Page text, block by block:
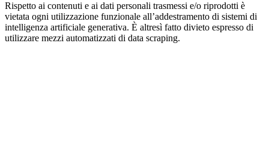
Rispetto ai contenuti e ai dati personali trasmessi e/o riprodotti è
vietata ogni utilizzazione funzionale all’addestramento di sistemi di
intelligenza artificiale generativa. È altresì fatto divieto espresso di
utilizzare mezzi automatizzati di data scraping.